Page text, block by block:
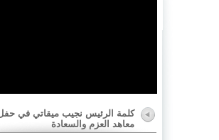
كلمة الرئيس نجيب ميقاتي في
معاهد العزم والسعادة